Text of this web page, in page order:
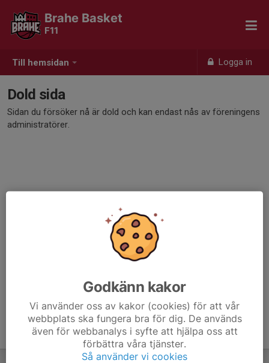
Till hemsidan Logga in
Brahe Basket
F11
Dold sida
Sidan du försöker nå är dold och kan endast nås av föreningens
administratörer.
Godkänn kakor
Vi använder oss av kakor (cookies) för att vår
webbplats ska fungera bra för dig. De används
även för webbanalys i syfte att hjälpa oss att
förbättra våra tjänster.
Så använder vi cookies